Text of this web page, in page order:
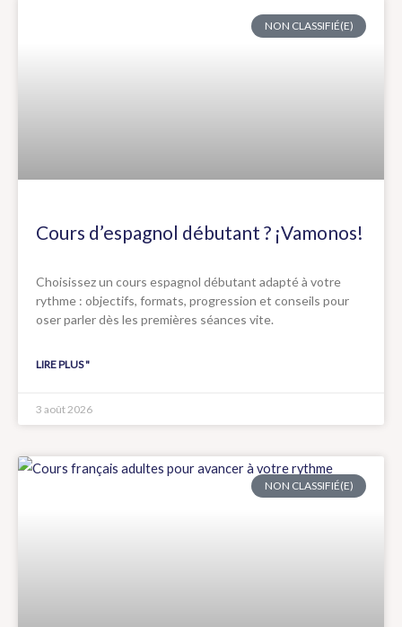
NON CLASSIFIÉ(E)
Cours d’espagnol débutant ? ¡Vamonos!
Choisissez un cours espagnol débutant adapté à votre
rythme : objectifs, formats, progression et conseils pour
oser parler dès les premières séances vite.
LIRE PLUS "
3 août 2026
NON CLASSIFIÉ(E)